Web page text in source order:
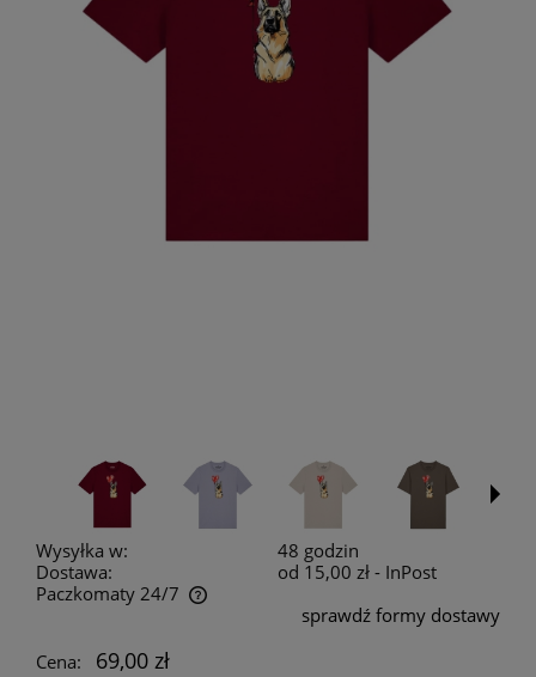
Wysyłka w:
48 godzin
Dostawa:
od 15,00 zł - InPost
Paczkomaty 24/7
Cena nie zawiera ewentualnych kosztów płatności
sprawdź formy dostawy
Cena:
69,00 zł